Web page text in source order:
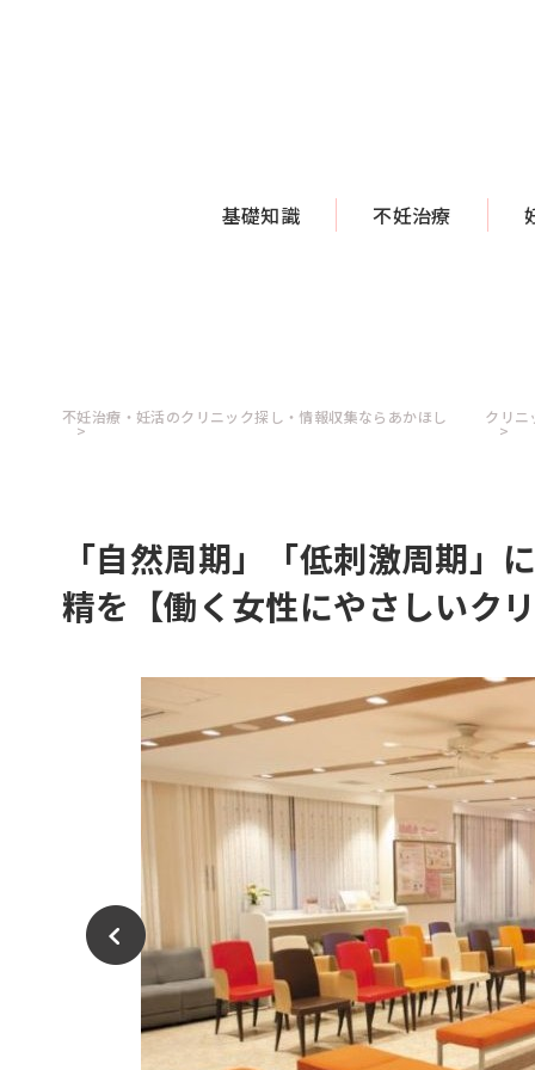
基礎知識 不妊治療
不妊治療・妊活のクリニック探し・情報収集ならあかほし クリニ
「自然周期」「低刺激周期」
精を【働く女性にやさしいク